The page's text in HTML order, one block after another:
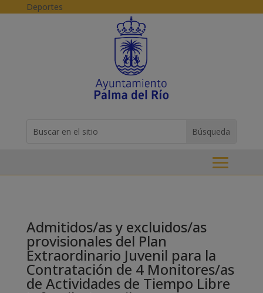
Skip to content
Deportes
for...
Admitidos/as y excluidos/as
provisionales del Plan
Extraordinario Juvenil para la
Contratación de 4 Monitores/as
de Actividades de Tiempo Libre